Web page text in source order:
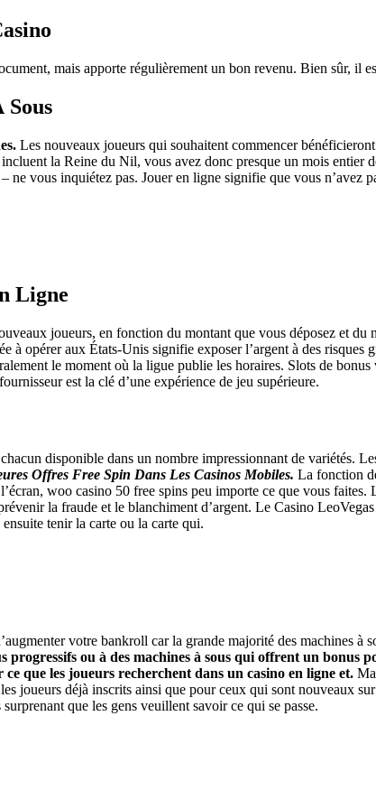
mais apporte régulièrement un bon revenu. Bien sûr, il
Sous
Les nouveaux joueurs qui souhaitent commencer
la Reine du Nil, vous avez donc presque un mois
ne vous inquiétez pas. Jouer en ligne signifie que vous n’avez
Ligne
joueurs, en fonction du montant que vous déposez et
à opérer aux États-Unis signifie exposer l’argent à des risques
le moment où la ligue publie les horaires. Slots de
est la clé d’une expérience de jeu supérieure.
disponible dans un nombre impressionnant de variétés.
Offres Free Spin Dans Les Casinos Mobiles. La fonction
woo casino 50 free spins peu importe ce que vous
la fraude et le blanchiment d’argent. Le Casino
tenir la carte ou la carte qui.
votre bankroll car la grande majorité des machines à
progressifs ou à des machines à sous qui offrent un
que les joueurs recherchent dans un casino en ligne et.
joueurs déjà inscrits ainsi que pour ceux qui sont nouveaux
que les gens veuillent savoir ce qui se passe.